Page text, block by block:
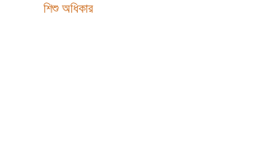
শিশু অধিকার